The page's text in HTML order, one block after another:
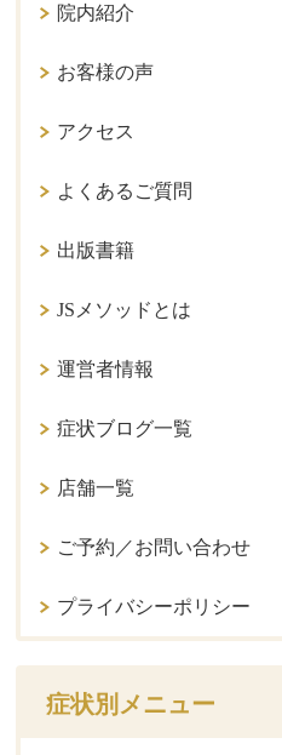
院内紹介
お客様の声
アクセス
よくあるご質問
出版書籍
JSメソッドとは
運営者情報
症状ブログ一覧
店舗一覧
ご予約／お問い合わせ
プライバシーポリシー
症状別メニュー